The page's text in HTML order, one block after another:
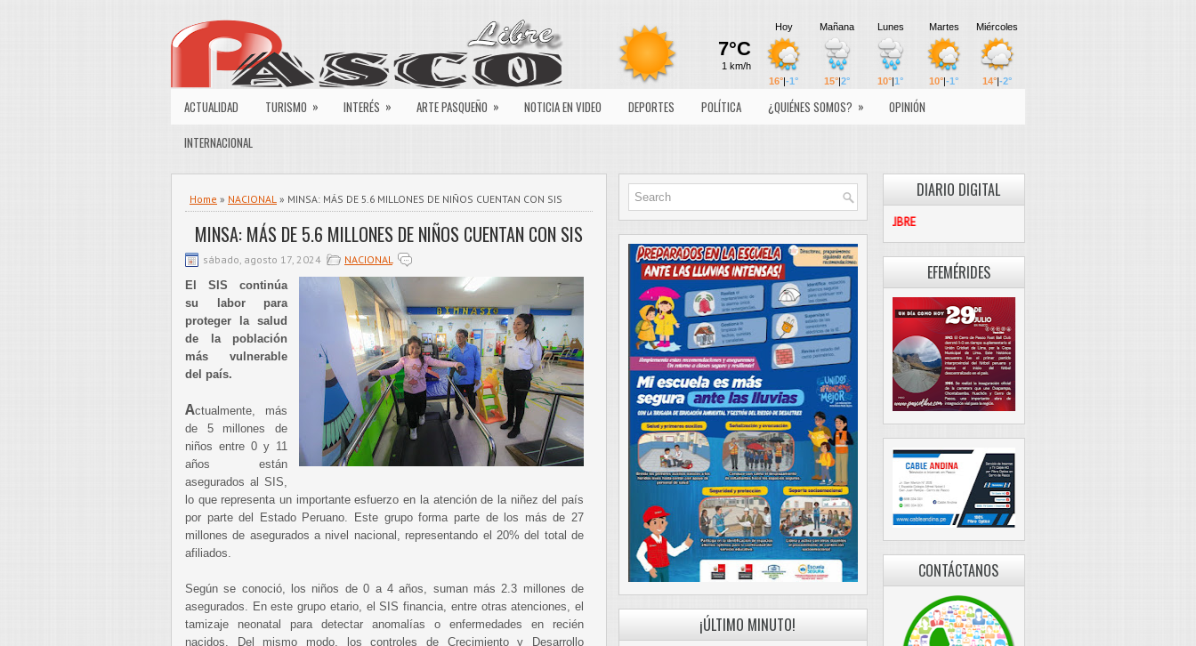
ACTUALIDAD TURISMO » INTERÉS » ARTE PASQUEÑO » NOTICIA EN VIDEO DEPORTES POLÍTICA ¿QUIÉNES SOMOS? »
OPINIÓN
INTERNACIONAL
Home » NACIONAL » MINSA: MÁS DE 5.6 MILLONES DE NIÑOS CUENTAN CON SIS
MINSA: MÁS DE 5.6 MILLONES DE NIÑOS CUENTAN CON SIS
sábado, agosto 17, 2024
NACIONAL
El SIS continúa
su labor para
proteger la salud
de la población
más vulnerable
del país.
Actualmente, más
de 5 millones de
niños entre 0 y 11
años están
asegurados al SIS,
lo que representa un importante esfuerzo en la atención de la niñez del país
por parte del Estado Peruano. Este grupo forma parte de los más de 27
millones de asegurados a nivel nacional, representando el 20% del total de
afiliados.
Según se conoció, los niños de 0 a 4 años, suman más 2.3 millones de
asegurados. En este grupo etario, el SIS financia, entre otras atenciones, el
tamizaje neonatal para detectar anomalías o enfermedades en recién
nacidos. Del mismo modo, los controles de Crecimiento y Desarrollo
¡ÚLTIMO MINUTO!
DIARIO DIGITAL
EFEMÉRIDES
CONTÁCTANOS